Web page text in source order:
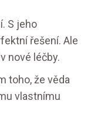
S jeho
řešení. Ale
nové léčby.
toho, že věda
vlastnímu